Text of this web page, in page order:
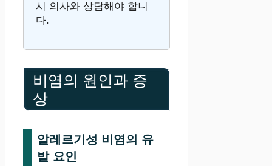
시 의사와 상담해야 합니
다.
비염의 원인과 증
상
알레르기성 비염의 유
발 요인